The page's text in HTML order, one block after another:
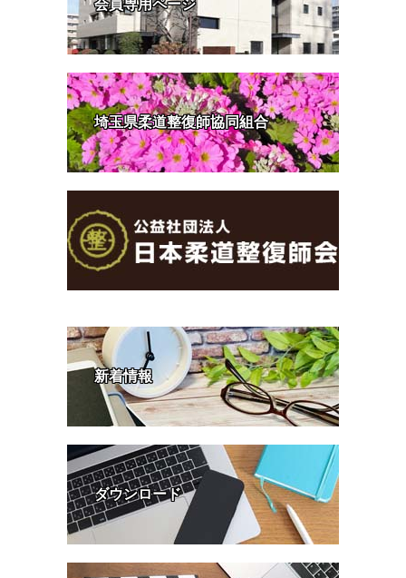
会員専用ページ
埼玉県柔道整復師協同組合
新着情報
ダウンロード